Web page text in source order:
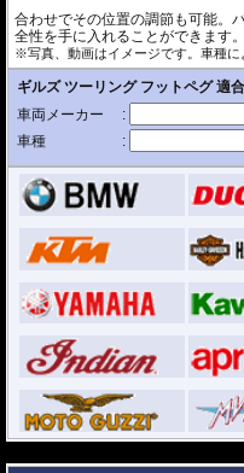
合わせでその位置の調節も可能。
全性を手に入れることができます。
※写真、動画はイメージです。車種に